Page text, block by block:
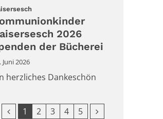
:
2026
der Bücherei
Juni 2026
herzliches Dankeschön
Vorherige Seite
1 2 3 4 5 Nächste Seite